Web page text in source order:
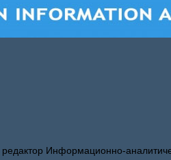
Информационно-